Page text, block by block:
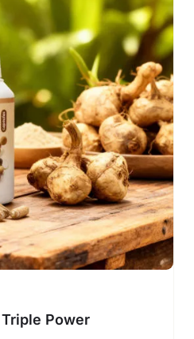
Power